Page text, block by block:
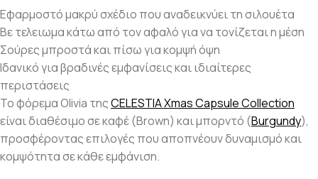
Εφαρμοστό μακρύ σχέδιο που αναδεικνύει τη σιλουέτα
Βε τελειωμα κάτω από τον αφαλό για να τονίζεται η μέση
Σούρες μπροστά και πίσω για κομψή όψη
Ιδανικό για βραδινές εμφανίσεις και ιδιαίτερες
περιστάσεις
Το φόρεμα Olivia τηςCELESTIA Xmas Capsule Collection
είναι διαθέσιμο σε καφέ (Brown) και μπορντό (Burgundy),
προσφέροντας επιλογές που αποπνέουν δυναμισμό και
κομψότητα σε κάθε εμφάνιση.